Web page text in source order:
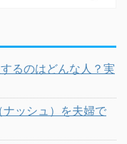
るのはどんな人？実
ナッシュ）を夫婦で